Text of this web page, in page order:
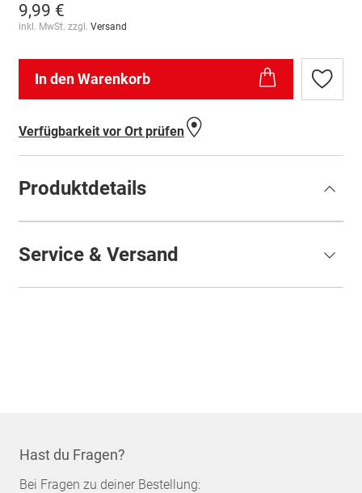
9,99 €
inkl. MwSt. zzgl. Versand
In den Warenkorb
Zur
Verfügbarkeit vor Ort prüfen
Produktdetails
Service & Versand
Hast du Fragen?
Bei Fragen zu deiner Bestellung: